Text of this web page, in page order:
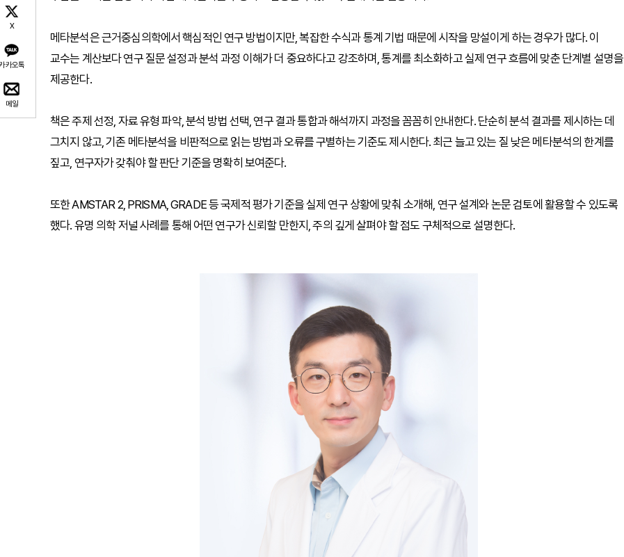
X
카오톡
메일
메타분석은 근거중심의학에서 핵심적인 연구 방법이지만, 복잡한 수식과 통계 기법 때문에 시작을 망설이게 하는 경우가 많다. 이
교수는 계산보다 연구 질문 설정과 분석 과정 이해가 더 중요하다고 강조하며, 통계를 최소화하고 실제 연구 흐름에 맞춘 단계별 설명을
제공한다.
책은 주제 선정, 자료 유형 파악, 분석 방법 선택, 연구 결과 통합과 해석까지 과정을 꼼꼼히 안내한다. 단순히 분석 결과를 제시하는 데
그치지 않고, 기존 메타분석을 비판적으로 읽는 방법과 오류를 구별하는 기준도 제시한다. 최근 늘고 있는 질 낮은 메타분석의 한계를
짚고, 연구자가 갖춰야 할 판단 기준을 명확히 보여준다.
또한 AMSTAR 2, PRISMA, GRADE 등 국제적 평가 기준을 실제 연구 상황에 맞춰 소개해, 연구 설계와 논문 검토에 활용할 수 있도록
했다. 유명 의학 저널 사례를 통해 어떤 연구가 신뢰할 만한지, 주의 깊게 살펴야 할 점도 구체적으로 설명한다.